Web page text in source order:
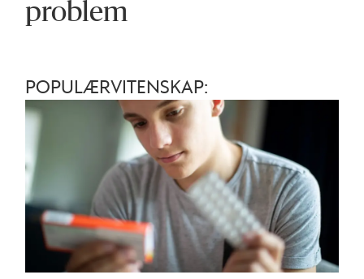
problem
POPULÆRVITENSKAP: